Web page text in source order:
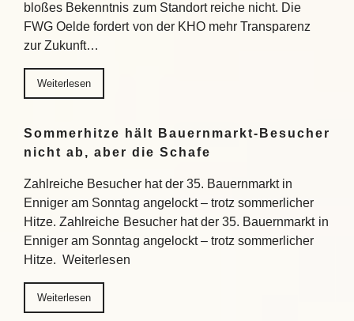
bloßes Bekenntnis zum Standort reiche nicht. Die
FWG Oelde fordert von der KHO mehr Transparenz
zur Zukunft…
Weiterlesen
Sommerhitze hält Bauernmarkt-Besucher
nicht ab, aber die Schafe
Zahlreiche Besucher hat der 35. Bauernmarkt in
Enniger am Sonntag angelockt – trotz sommerlicher
Hitze. Zahlreiche Besucher hat der 35. Bauernmarkt in
Enniger am Sonntag angelockt – trotz sommerlicher
Hitze. Weiterlesen
Weiterlesen